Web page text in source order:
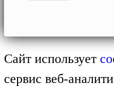
Сайт использует
сервис веб-